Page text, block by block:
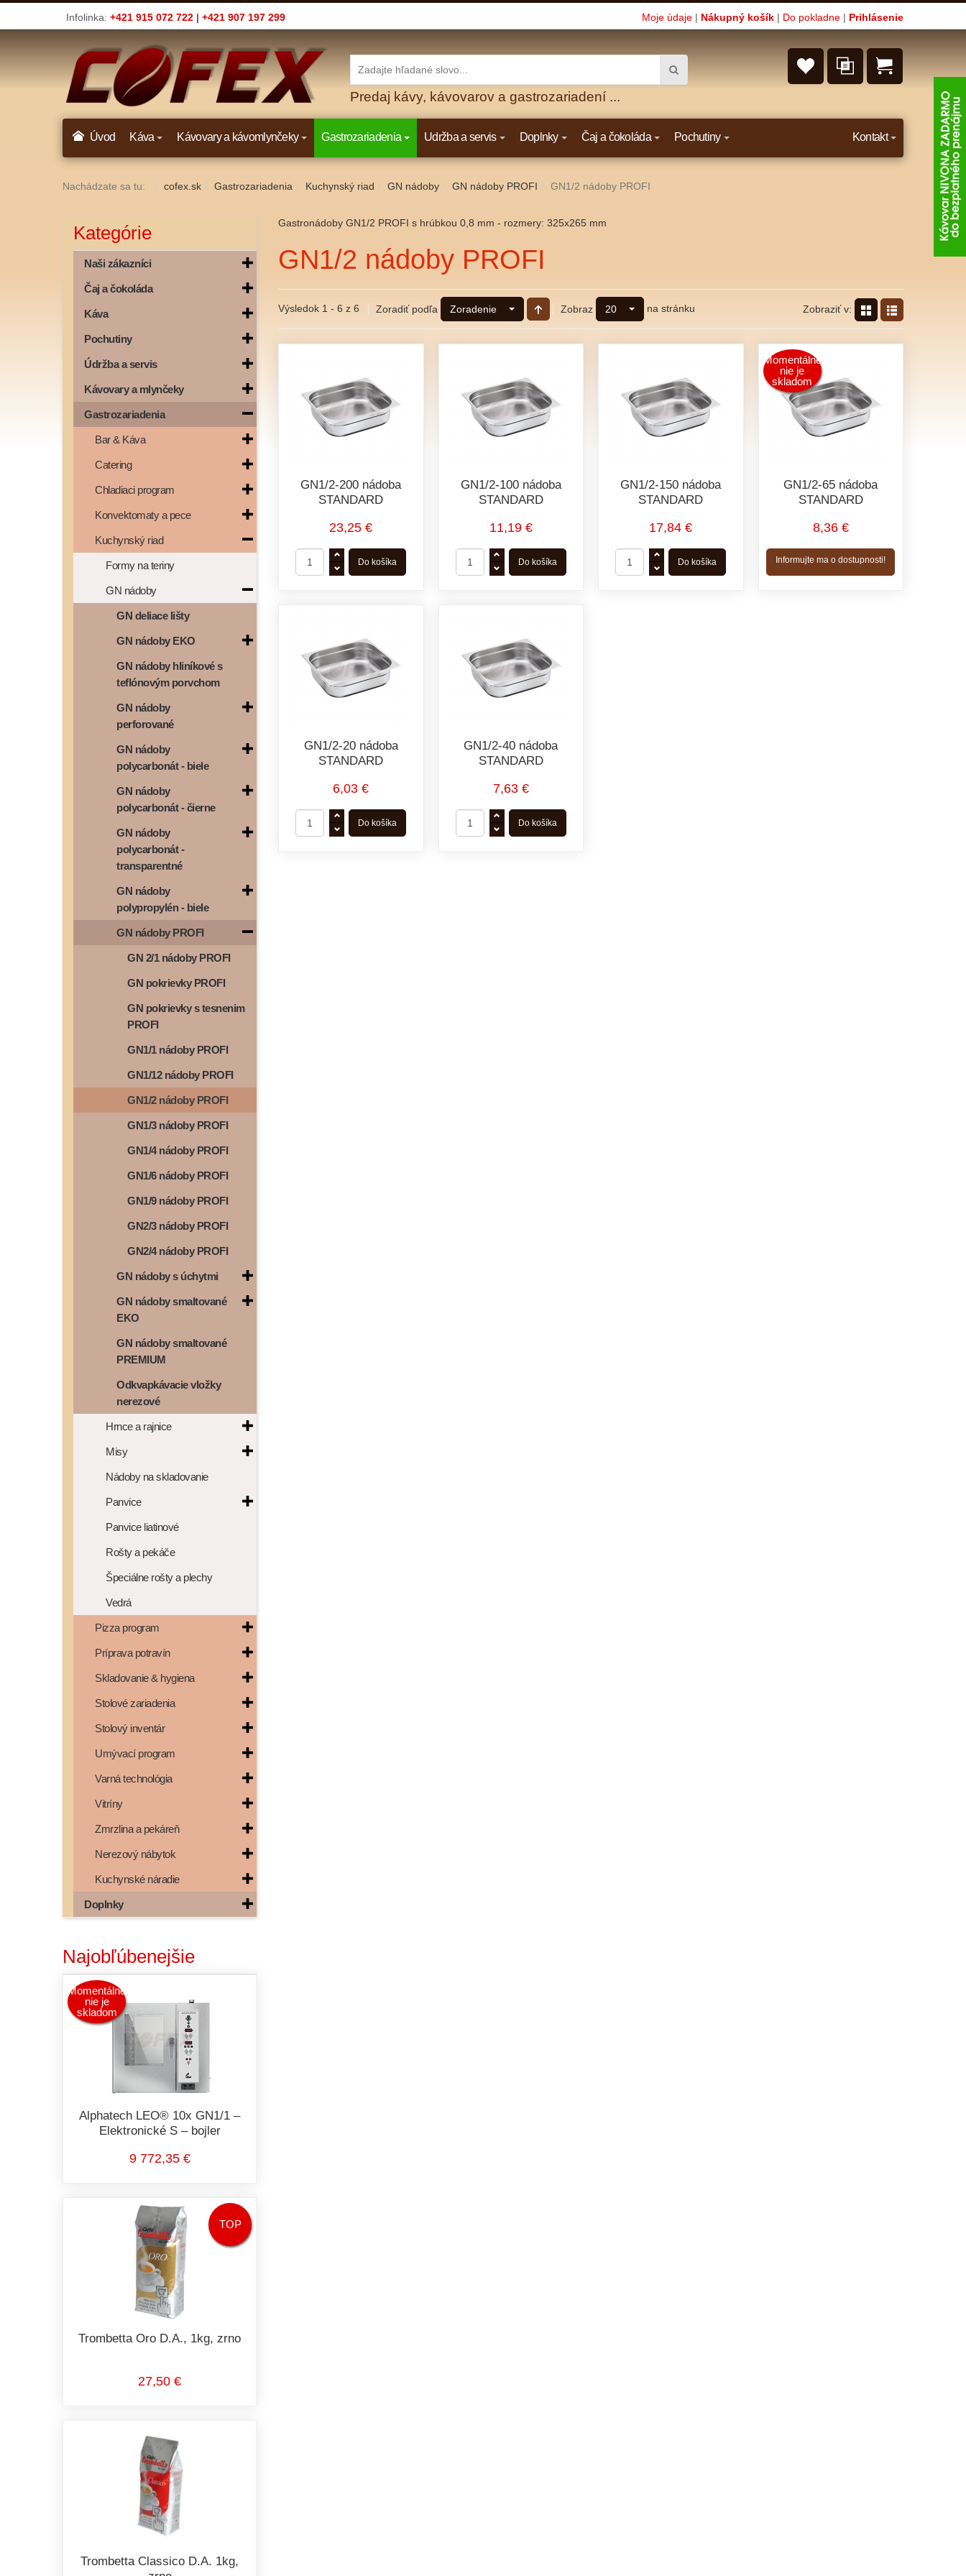
Infolinka: +421 915 072 722 | +421 907 197 299 Moje údaje | Nákupný košík | Do pokladne | Prihlásenie
Predaj kávy, kávovarov a gastrozariadení ...
Úvod Káva Kávovary a kávomlynčeky Gastrozariadenia Udržba a servis Doplnky Čaj a čokoláda Pochutiny Kontakt
Nachádzate sa tu: cofex.sk Gastrozariadenia Kuchynský riad GN nádoby GN nádoby PROFI GN1/2 nádoby PROFI
Gastronádoby GN1/2 PROFI s hrúbkou 0,8 mm - rozmery: 325x265 mm
GN1/2 nádoby PROFI
Výsledok 1 - 6 z 6 Zoradiť podľa Zoradenie Zobraz 20 na stránku Zobraziť v:
GN1/2-200 nádoba
STANDARD
23,25 €
GN1/2-100 nádoba
STANDARD
11,19 €
GN1/2-150 nádoba
STANDARD
17,84 €
Momentálne
nie je
skladom
GN1/2-65 nádoba
STANDARD
8,36 €
Informujte ma o dostupnosti!
GN1/2-20 nádoba
STANDARD
6,03 €
GN1/2-40 nádoba
STANDARD
7,63 €
Kategórie
Naši zákazníci
Čaj a čokoláda
Káva
Pochutiny
Údržba a servis
Kávovary a mlynčeky
Gastrozariadenia
Bar & Káva
Catering
Chladiaci program
Konvektomaty a pece
Kuchynský riad
Formy na teriny
GN nádoby
GN deliace lišty
GN nádoby EKO
GN nádoby hliníkové s
teflónovým porvchom
GN nádoby
perforované
GN nádoby
polycarbonát - biele
GN nádoby
polycarbonát - čierne
GN nádoby
polycarbonát -
transparentné
GN nádoby
polypropylén - biele
GN nádoby PROFI
GN 2/1 nádoby PROFI
GN pokrievky PROFI
GN pokrievky s tesnenim
PROFI
GN1/1 nádoby PROFI
GN1/12 nádoby PROFI
GN1/2 nádoby PROFI
GN1/3 nádoby PROFI
GN1/4 nádoby PROFI
GN1/6 nádoby PROFI
GN1/9 nádoby PROFI
GN2/3 nádoby PROFI
GN2/4 nádoby PROFI
GN nádoby s úchytmi
GN nádoby smaltované
EKO
GN nádoby smaltované
PREMIUM
Odkvapkávacie vložky
nerezové
Hrnce a rajnice
Misy
Nádoby na skladovanie
Panvice
Panvice liatinové
Rošty a pekáče
Špeciálne rošty a plechy
Vedrá
Pizza program
Príprava potravín
Skladovanie & hygiena
Stolové zariadenia
Stolový inventár
Umývací program
Varná technológia
Vitríny
Zmrzlina a pekáreň
Nerezový nábytok
Kuchynské náradie
Doplnky
Najobľúbenejšie
Momentálne
nie je
skladom
Alphatech LEO® 10x GN1/1 –
Elektronické S – bojler
9 772,35 €
TOP
Trombetta Oro D.A., 1kg, zrno
27,50 €
Trombetta Classico D.A. 1kg,